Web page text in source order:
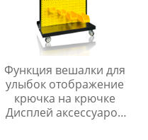
Функция вешалки для
улыбок отображение
крючка на крючке
Дисплей аксессуаров